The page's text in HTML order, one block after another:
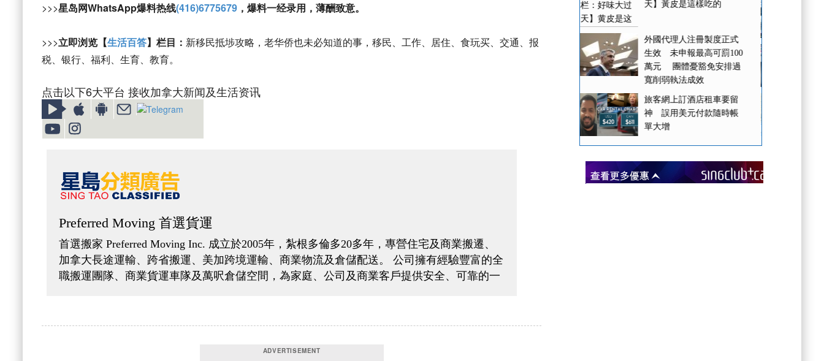
>>>星岛网WhatsApp爆料热线(416)6775679 ，爆料一经录用，薄酬致意。
>>>立即浏览【生活百答】栏目： 新移民抵埗攻略，老华侨也未必知道的事，移民、工作、居住、食玩买、交通、报
税、银行、福利、生育、教育。
点击以下6大平台 接收加拿大新闻及生活资讯